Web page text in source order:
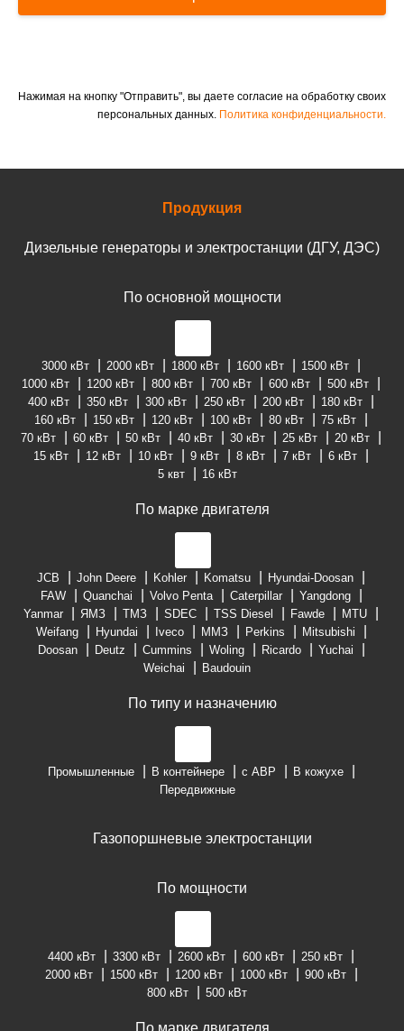
Нажимая на кнопку "Отправить", вы даете согласие на обработку своих
персональных данных. Политика конфиденциальности.
Продукция
Дизельные генераторы и электростанции (ДГУ, ДЭС)
По основной мощности
3000 кВт 2000 кВт 1800 кВт 1600 кВт
1500 кВт
1000 кВт
1200 кВт 800 кВт 700 кВт 600 кВт
500 кВт
400 кВт
350 кВт 300 кВт 250 кВт 200 кВт
180 кВт
160 кВт
150 кВт 120 кВт 100 кВт 80 кВт
75 кВт
70 кВт
60 кВт 50 кВт 40 кВт 30 кВт 25 кВт
20 кВт
15 кВт
12 кВт 10 кВт 9 кВт 8 кВт 7 кВт
6 кВт
5 квт
16 кВт
По марке двигателя
JCB John Deere Kohler Komatsu
Hyundai-Doosan
FAW
Quanchai Volvo Penta Caterpillar
Yangdong
Yanmar
ЯМЗ ТМЗ SDEC TSS Diesel Fawde
MTU
Weifang
Hyundai Iveco ММЗ Perkins
Mitsubishi
Doosan
Deutz Cummins Woling Ricardo
Yuchai
Weichai
Baudouin
По типу и назначению
Промышленные В контейнере с АВР
В кожухе
Передвижные
Газопоршневые электростанции
По мощности
4400 кВт 3300 кВт 2600 кВт 600 кВт
250 кВт
2000 кВт
1500 кВт 1200 кВт 1000 кВт
900 кВт
800 кВт
500 кВт